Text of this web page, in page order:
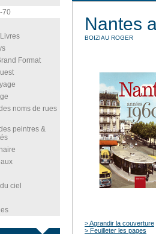
70
Format
noms de rues
peintres &
ciel
Nantes
BOIZIAU ROGER
> Agrandir la couverture
> Feuilleter les pages